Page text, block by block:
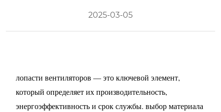
2025-03-05
лопасти вентиляторов — это ключевой элемент,
который определяет их производительность,
энергоэффективность и срок службы. выбор материала